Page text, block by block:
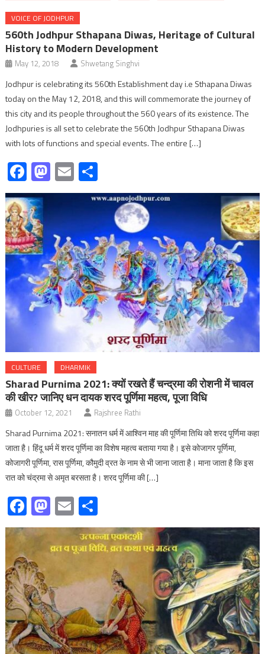
VOICE OF JODHPUR
560th Jodhpur Sthapana Diwas, Heritage of Cultural
History to Modern Development
May 12, 2018 Shwetang Singhvi
Jodhpur is celebrating its 560th Establishment day i.e Sthapana Diwas
today on the May 12, 2018, and this will commemorate the journey of
this city and its people throughout the 560 years of its existence. The
Jodhpuries is all set to celebrate the 560th Jodhpur Sthapana Diwas
with lots of functions and special events. The entire […]
Facebook
Mastodon
Email
CULTURE DHARMIK
Sharad Purnima 2021: क्यों रखते हैं चन्द्रमा की रोशनी में चावल
की खीर? जानिए धन दायक शरद पूर्णिमा महत्‍व, पूजा विधि
October 12, 2021 Rajshree Rathi
Sharad Purnima 2021: सनातन धर्म में आश्विन माह की पूर्णिमा तिथि को शरद पूर्णिमा कहा
जाता है। हिंदू धर्म में शरद पूर्णिमा का विशेष महत्‍व बताया गया है। इसे कोजागर पूर्णिमा,
कोजागरी पूर्णिमा, रास पूर्णिमा, कौमुदी व्रत के नाम से भी जाना जाता है। माना जाता है कि इस
रात को चंद्रमा से अमृत बरसता है। शरद पूर्णिमा की […]
Facebook
Mastodon
Email